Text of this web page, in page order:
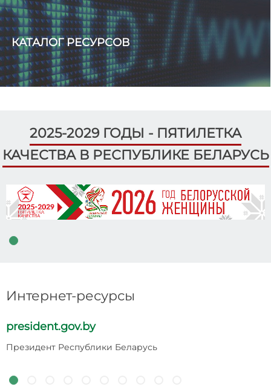
КАТАЛОГ РЕСУРСОВ
2025-2029 ГОДЫ - ПЯТИЛЕТКА
КАЧЕСТВА В РЕСПУБЛИКЕ БЕЛАРУСЬ
Интернет-ресурсы
president.gov.by
Президент Республики Беларусь